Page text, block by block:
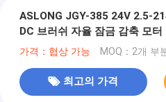
ASLONG JGY-385 24V 2.5-
DC 브러쉬 자율 잠금 감축 모터
가격：협상 가능 MOQ：2개 부
최고의 가격